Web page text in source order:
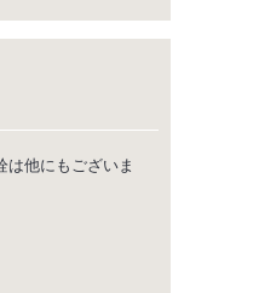
他にもございま